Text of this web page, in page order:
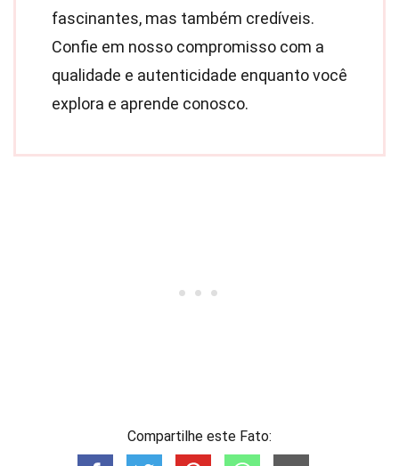
fascinantes, mas também credíveis.
Confie em nosso compromisso com a
qualidade e autenticidade enquanto você
explora e aprende conosco.
Compartilhe este Fato: